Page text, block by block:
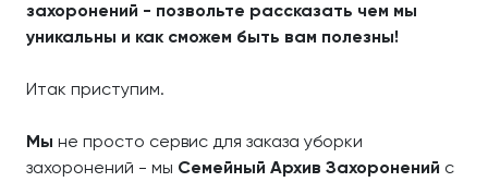
захоронений - позвольте рассказать чем мы
уникальны и как сможем быть вам полезны!
Итак приступим.
Мы не просто сервис для заказа уборки
захоронений - мы Семейный Архив Захоронений с